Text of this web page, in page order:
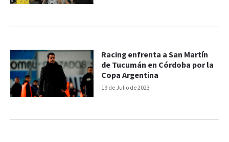
19 de Julio de 2023
Racing enfrenta a San Martín
de Tucumán en Córdoba por la
Copa Argentina